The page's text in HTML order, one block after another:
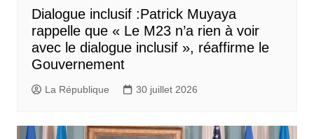
Dialogue inclusif :Patrick Muyaya
rappelle que « Le M23 n’a rien à voir
avec le dialogue inclusif », réaffirme le
Gouvernement
La République 30 juillet 2026